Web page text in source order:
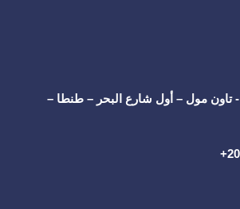
مكتب 24 - الدور 11 - تاون مول – أول شارع البحر – طنطا –